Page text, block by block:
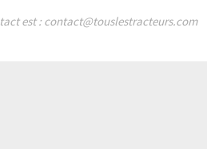
est : contact@touslestracteurs.com